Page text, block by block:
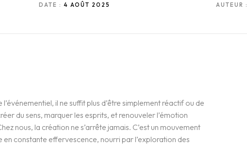
DATE : 4 AOÛT 2025 AUTEUR :
l’événementiel, il ne suffit plus d’être simplement réactif ou de
du sens, marquer les esprits, et renouveler l’émotion
nous, la création ne s’arrête jamais. C’est un mouvement
constante effervescence, nourri par l’exploration des